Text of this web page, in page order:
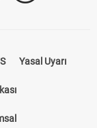
Yasal Uyarı